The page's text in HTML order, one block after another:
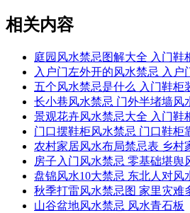
相关内容
庭园风水禁忌图解大全 入门鞋
入户门左外开的风水禁忌 入户
五个风水禁忌是什么 入门鞋柜
长小巷风水禁忌 门外半堵墙风
景观花卉风水禁忌大全 入门鞋
门口摆鞋柜风水禁忌 门口鞋柜
农村家居风水布局禁忌表 乡村
房子入门风水禁忌 零基础堪舆
盘锦风水10大禁忌 东北人对风
秋季打雷风水禁忌图 家里灾难
山谷盆地风水禁忌 风水青石板